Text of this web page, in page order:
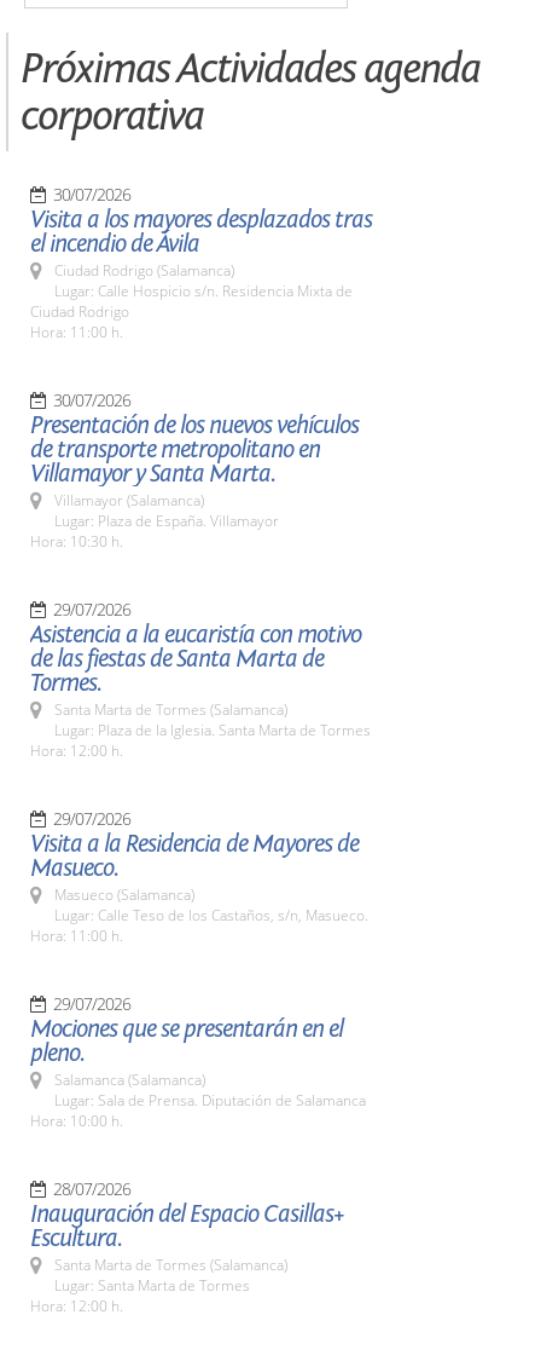
Próximas Actividades agenda
corporativa
30/07/2026
Visita a los mayores desplazados tras
el incendio de Ávila
Ciudad Rodrigo (Salamanca)
Lugar: Calle Hospicio s/n. Residencia Mixta de
Ciudad Rodrigo
Hora: 11:00 h.
30/07/2026
Presentación de los nuevos vehículos
de transporte metropolitano en
Villamayor y Santa Marta.
Villamayor (Salamanca)
Lugar: Plaza de España. Villamayor
Hora: 10:30 h.
29/07/2026
Asistencia a la eucaristía con motivo
de las fiestas de Santa Marta de
Tormes.
Santa Marta de Tormes (Salamanca)
Lugar: Plaza de la Iglesia. Santa Marta de Tormes
Hora: 12:00 h.
29/07/2026
Visita a la Residencia de Mayores de
Masueco.
Masueco (Salamanca)
Lugar: Calle Teso de los Castaños, s/n, Masueco.
Hora: 11:00 h.
29/07/2026
Mociones que se presentarán en el
pleno.
Salamanca (Salamanca)
Lugar: Sala de Prensa. Diputación de Salamanca
Hora: 10:00 h.
28/07/2026
Inauguración del Espacio Casillas+
Escultura.
Santa Marta de Tormes (Salamanca)
Lugar: Santa Marta de Tormes
Hora: 12:00 h.